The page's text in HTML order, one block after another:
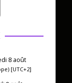
8 août
[UTC+2]